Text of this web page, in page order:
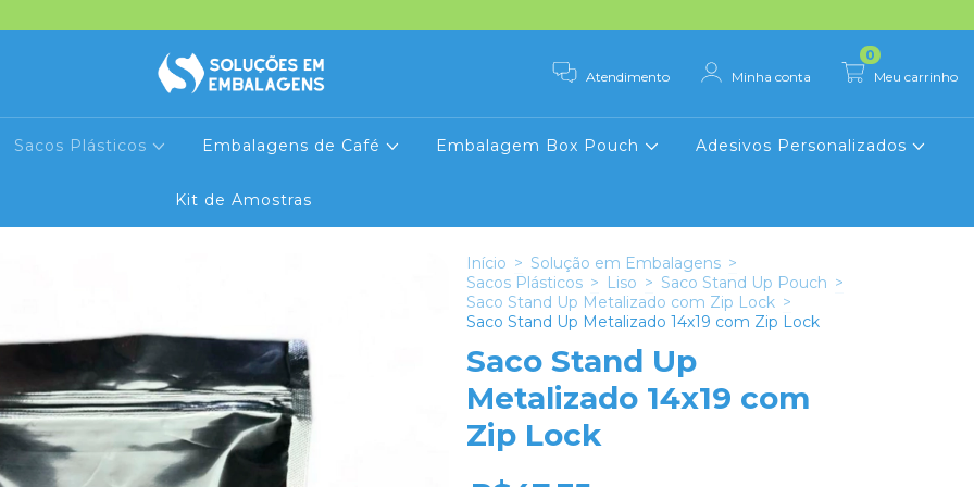
Atendimento Minha conta Meu carrinho
0
Sacos Plásticos Embalagens de Café Embalagem Box Pouch Adesivos Personalizados
Kit de Amostras
Início > Solução em Embalagens >
Sacos Plásticos > Liso > Saco Stand Up Pouch >
Saco Stand Up Metalizado com Zip Lock >
Saco Stand Up Metalizado 14x19 com Zip Lock
Saco Stand Up
Metalizado 14x19 com
Zip Lock